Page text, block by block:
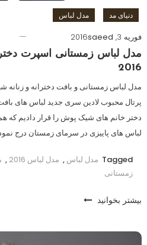
دنیای مد مدل لباس
فوریه 3, 2016
saeed
مدل لباس زمستانی اسپرت
2016
دختر خانم های شیک پوش را قرار دادیم که
لباس های پاییزی در سرمای زمستان درج
Tagged مدل لباس , مدل لباس 2016 ,
زمستانی
بیشتر بخوانید